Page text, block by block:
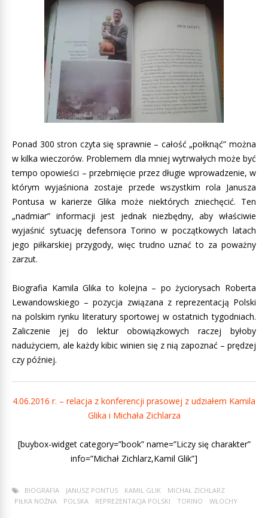
Ponad 300 stron czyta się sprawnie – całość „połknąć” można
w kilka wieczorów. Problemem dla mniej wytrwałych może być
tempo opowieści – przebrnięcie przez długie wprowadzenie, w
którym wyjaśniona zostaje przede wszystkim rola Janusza
Pontusa w karierze Glika może niektórych zniechęcić. Ten
„nadmiar” informacji jest jednak niezbędny, aby właściwie
wyjaśnić sytuację defensora Torino w początkowych latach
jego piłkarskiej przygody, więc trudno uznać to za poważny
zarzut.
Biografia Kamila Glika to kolejna – po życiorysach Roberta
Lewandowskiego – pozycja związana z reprezentacją Polski
na polskim rynku literatury sportowej w ostatnich tygodniach.
Zaliczenie jej do lektur obowiązkowych raczej byłoby
nadużyciem, ale każdy kibic winien się z nią zapoznać – prędzej
czy później.
4.06.2016 r. – relacja z konferencji prasowej z udziałem Kamila
Glika i Michała Zichlarza
[buybox-widget category=”book” name=”Liczy się charakter”
info=”Michał Zichlarz,Kamil Glik”]
BIOGRAFIA JANUSZ PONTUS KAMIL GLIK
MICHAŁ ZICHLARZ
PIŁKA NOŻNA
POLSKA REPREZENTACJA POLSKI TORINO WŁOCHY